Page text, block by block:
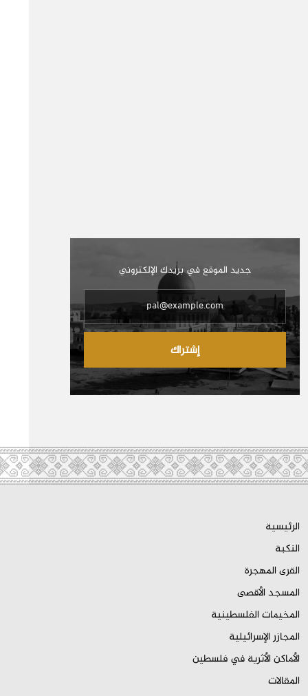
جديد الموقع في بريدك الإلكتروني
إشتراك
الرئيسية
النكبة
القرى المهجرة
المسجد الأقصى
المخيمات الفلسطينية
المجازر الإسرائيلية
الأماكن الأثرية في فلسطين
المقالات